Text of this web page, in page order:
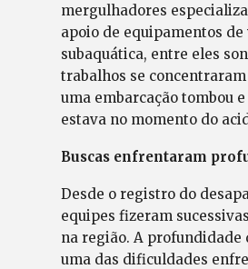
mergulhadores
apoio de equipamentos
subaquática, entre eles
trabalhos se
uma embarcação tombou
estava no momento do
Buscas enfrentaram
Desde o registro do
equipes fizeram
na região. A profundidade
uma das dificuldades